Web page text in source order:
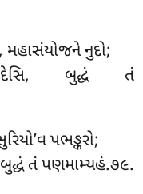
મહાસંયોજને નુદો;
બુદ્ધં તં
પભઙ્કરો;
તં પણમામ્યહં.૭૯.